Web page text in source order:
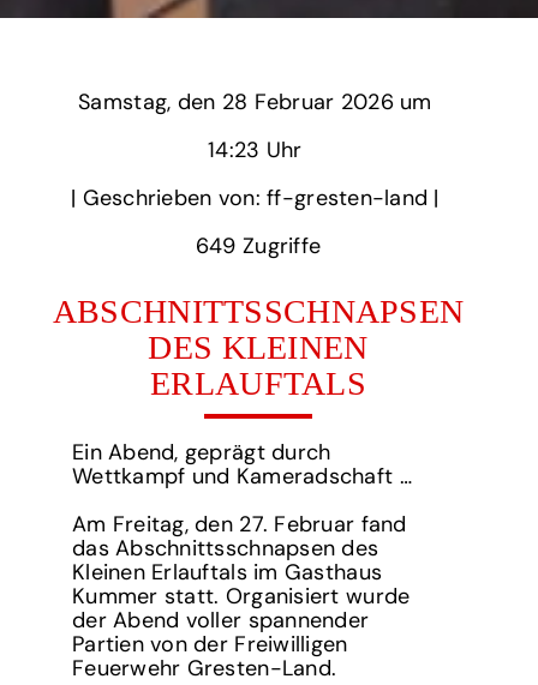
Samstag,
‎| Geschrieben von: ff-gresten-land | ‎
649‏‏‎ ‎Zugriffe
ABSCHNITTSSCHNAPSEN
DES KLEINEN
ERLAUFTALS
Ein Abend, geprägt durch
Wettkampf und Kameradschaft …
Am Freitag, den 27. Februar fand
das Abschnittsschnapsen des
Kleinen Erlauftals im Gasthaus
Kummer statt. Organisiert wurde
der Abend voller spannender
Partien von der Freiwilligen
Feuerwehr Gresten-Land.